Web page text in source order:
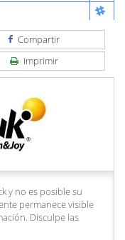
Compartir
Imprimir
y no es posible su
permanece visible
Disculpe las